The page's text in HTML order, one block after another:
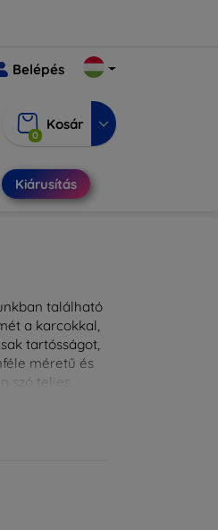
Belépés
0
Kosár
Kiárusítás
található
a karcokkal,
tartósságot,
méretű és
szó teljes